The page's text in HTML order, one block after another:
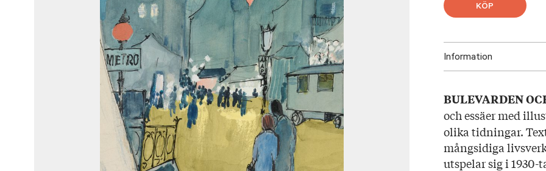
KÖP
Information
Utgivningsår: 2024
Titel: Bulevarden
Språk: Svenska
Sidantal: 275
BULEVARDEN
och essäer med
olika tidningar.
mångsidiga
utspelar sig i 1930-